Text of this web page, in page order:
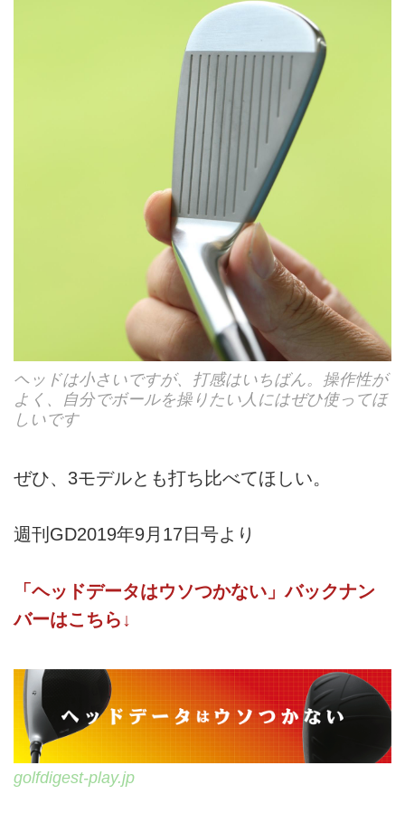
ヘッドは小さいですが、打感はいちばん。操作性が
よく、自分でボールを操りたい人にはぜひ使ってほ
しいです
ぜひ、3モデルとも打ち比べてほしい。
週刊GD2019年9月17日号より
「ヘッドデータはウソつかない」バックナン
バーはこちら↓
golfdigest-play.jp